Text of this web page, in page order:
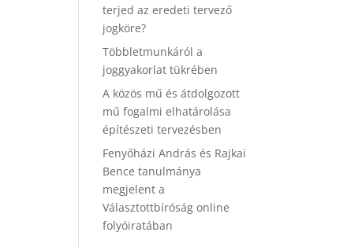
terjed az eredeti tervező
jogköre?
Többletmunkáról a
joggyakorlat tükrében
A közös mű és átdolgozott
mű fogalmi elhatárolása
építészeti tervezésben
Fenyőházi András és Rajkai
Bence tanulmánya
megjelent a
Választottbíróság online
folyóiratában